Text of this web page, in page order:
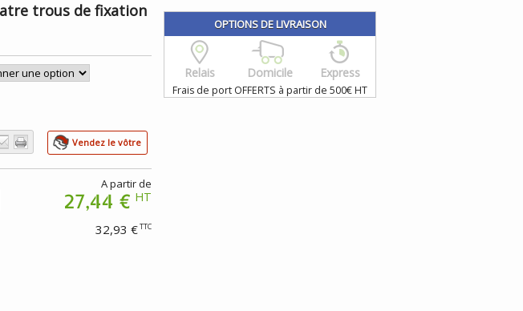
trous de fixation
Vendez le vôtre
A partir de
27,44 € HT
32,93 €TTC
OPTIONS DE LIVRAISON
Relais Domicile Express
Frais de port OFFERTS à partir de 500€ HT